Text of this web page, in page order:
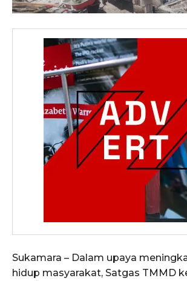
Sukamara – Dalam upaya
hidup masyarakat, Satgas TMMD